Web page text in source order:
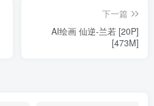
下一篇
AI绘画 仙逆-兰若 [20P]
[473M]